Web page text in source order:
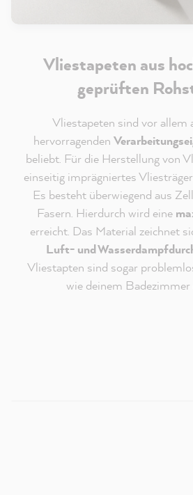
Vliestapeten aus
geprüften
Vliestapeten sind vor allem
hervorragenden
beliebt. Für die Herstellung von
einseitig imprägniertes
Es besteht überwiegend aus
Fasern. Hierdurch wird eine
erreicht. Das Material zeichnet
Luft- und
Vliestapten sind sogar
wie deinem Badezimmer
Redaktioneller Inhalt